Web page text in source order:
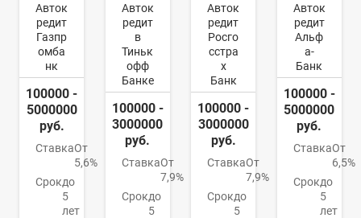
Авток
редит
Газпр
омба
нк
100000 -
5000000
руб.
СтавкаОт
5,6%
Срокдо
5
лет
Авток
редит
в
Тиньк
офф
Банке
100000 -
3000000
руб.
СтавкаОт
7,9%
Срокдо
5
Авток
редит
Росго
сстра
х
Банк
100000 -
3000000
руб.
СтавкаОт
7,9%
Срокдо
5
Авток
редит
Альф
а-
Банк
100000 -
5000000
руб.
СтавкаОт
6,5%
Срокдо
5
лет